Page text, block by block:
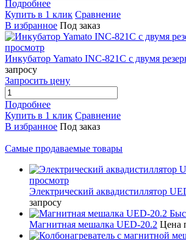
Подробнее
Купить в 1 клик Сравнение
В избранное Под заказ
просмотр
Инкубатор Yamato INC-821C с двумя
запросу
Запросить цену
Подробнее
Купить в 1 клик Сравнение
В избранное Под заказ
Самые продаваемые товары
просмотр
Электрический аквадистиллятор
запросу
Магнитная мешалка UED-20.2 Цена